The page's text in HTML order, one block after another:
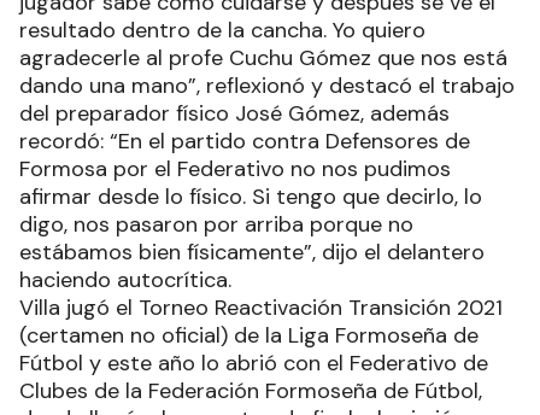
resultado dentro de la cancha. Yo quiero
agradecerle al profe Cuchu Gómez que nos está
dando una mano”, reflexionó y destacó el trabajo
del preparador físico José Gómez, además
recordó: “En el partido contra Defensores de
Formosa por el Federativo no nos pudimos
afirmar desde lo físico. Si tengo que decirlo, lo
digo, nos pasaron por arriba porque no
estábamos bien físicamente”, dijo el delantero
haciendo autocrítica.
Villa jugó el Torneo Reactivación Transición 2021
(certamen no oficial) de la Liga Formoseña de
Fútbol y este año lo abrió con el Federativo de
Clubes de la Federación Formoseña de Fútbol,